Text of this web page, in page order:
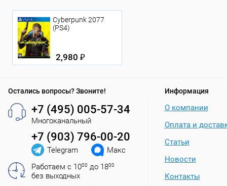
Cyberpunk 2077
(PS4)
2,980 ₽
Остались вопросы? Звоните!
+7 (495) 005-57-34
Многоканальный
+7 (903) 796-00-20
Telegram
Макс
Работаем с 1000 до 1800
без выходных
Информация
О компании
Оплата и
Статьи
Новости
Контакты